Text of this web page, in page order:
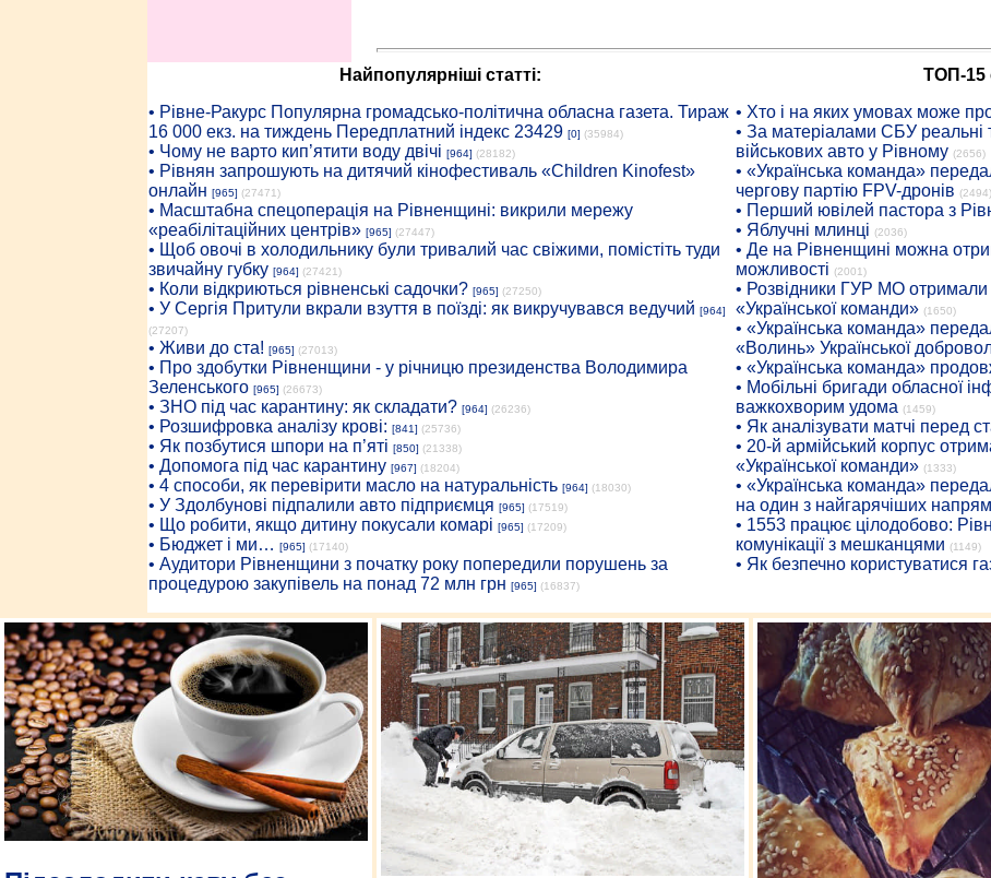
Найпопулярніші статті:
• Рiвне-Ракурс Популярна громадсько-політична обласна газета. Тираж
16 000 екз. на тиждень Передплатний індекс 23429 [0] (35984)
• Чому не варто кип’ятити воду двічі [964] (28182)
• Рівнян запрошують на дитячий кінофестиваль «Children Kinofest»
онлайн [965] (27471)
• Масштабна спецоперація на Рівненщині: викрили мережу
«реабілітаційних центрів» [965] (27447)
• Щоб овочі в холодильнику були тривалий час свіжими, помістіть туди
звичайну губку [964] (27421)
• Коли відкриються рівненські садочки? [965] (27250)
• У Сергія Притули вкрали взуття в поїзді: як викручувався ведучий [964]
(27207)
• Живи до ста! [965] (27013)
• Про здобутки Рівненщини - у річницю президенства Володимира
Зеленського [965] (26673)
• ЗНО під час карантину: як складати? [964] (26236)
• Розшифровка аналізу крові: [841] (25736)
• Як позбутися шпори на п’яті [850] (21338)
• Допомога під час карантину [967] (18204)
• 4 способи, як перевірити масло на натуральність [964] (18030)
• У Здолбунові підпалили авто підприємця [965] (17519)
• Що робити, якщо дитину покусали комарі [965] (17209)
• Бюджет і ми… [965] (17140)
• Аудитори Рівненщини з початку року попередили порушень за
процедурою закупівель на понад 72 млн грн [965] (16837)
ТОП-15
• Хто і на яких умовах може
• За матеріалами СБУ реальні
військових авто у Рівному (2656)
• «Українська команда»
чергову партію FPV-дронів (2494)
• Перший ювілей пастора з
• Яблучні млинці (2036)
• Де на Рівненщині можна
можливості (2001)
• Розвідники ГУР МО отримали
«Української команди» (1650)
• «Українська команда»
«Волинь» Української
• «Українська команда»
• Мобільні бригади обласної
важкохворим удома (1459)
• Як аналізувати матчі перед
• 20-й армійський корпус
«Української команди» (1333)
• «Українська команда»
на один з найгарячіших
• 1553 працює цілодобово:
комунікації з мешканцями (1149)
• Як безпечно користуватися